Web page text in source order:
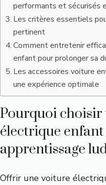
performants et sécurisés
Les critères essentiels
pertinent
Comment entretenir
enfant pour prolonger sa
Les accessoires voiture
une expérience optimale
Pourquoi choisir
électrique enfant
apprentissage
Offrir une voiture